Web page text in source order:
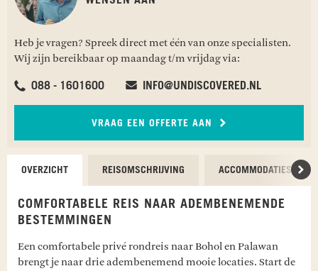
Heb je vragen? Spreek direct met één van onze specialisten.
Wij zijn bereikbaar op maandag t/m vrijdag via:
088 - 1601600 INFO@UNDISCOVERED.NL
VRAAG EEN OFFERTE AAN
OVERZICHT REISOMSCHRIJVING ACCOMMODATIES
COMFORTABELE REIS NAAR ADEMBENEMENDE
BESTEMMINGEN
Een comfortabele privé rondreis naar Bohol en Palawan
brengt je naar drie adembenemend mooie locaties. Start de